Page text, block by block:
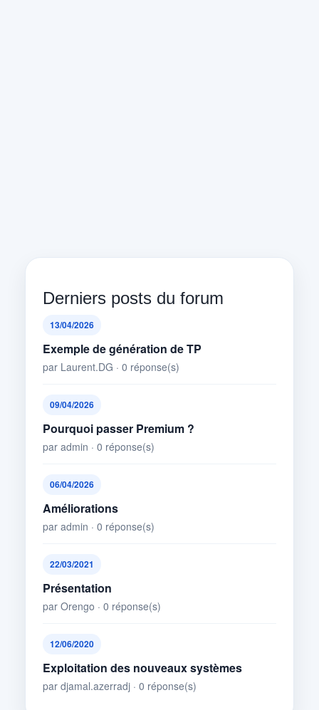
Derniers posts du forum
13/04/2026
Exemple de génération de TP
par Laurent.DG · 0 réponse(s)
09/04/2026
Pourquoi passer Premium ?
par admin · 0 réponse(s)
06/04/2026
Améliorations
par admin · 0 réponse(s)
22/03/2021
Présentation
par Orengo · 0 réponse(s)
12/06/2020
Exploitation des nouveaux systèmes
par djamal.azerradj · 0 réponse(s)